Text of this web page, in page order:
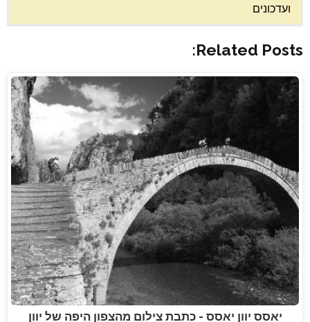
ועדכונים
Related Posts:
יאסס יוון יאסס - כתבת צילום מהצפון היפה של יוון